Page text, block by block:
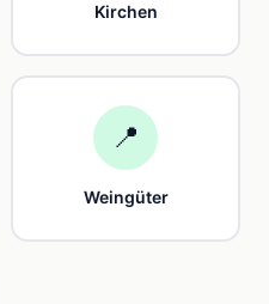
Kirchen
📍
Weingüter